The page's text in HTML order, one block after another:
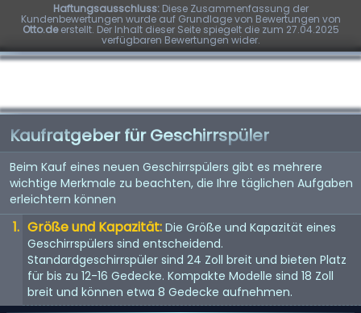
Haftungsausschluss:Diese Zusammenfassung der
Kundenbewertungen wurde auf Grundlage von Bewertungen von
Otto.deerstellt. Der Inhalt dieser Seite spiegelt die zum 27.04.2025
verfügbaren Bewertungen wider.
Kaufratgeber für Geschirrspüler
Beim Kauf eines neuen Geschirrspülers gibt es mehrere
wichtige Merkmale zu beachten, die Ihre täglichen Aufgaben
erleichtern können
Größe und Kapazität: Die Größe und Kapazität eines
Geschirrspülers sind entscheidend.
Standardgeschirrspüler sind 24 Zoll breit und bieten Platz
für bis zu 12-16 Gedecke. Kompakte Modelle sind 18 Zoll
breit und können etwa 8 Gedecke aufnehmen.